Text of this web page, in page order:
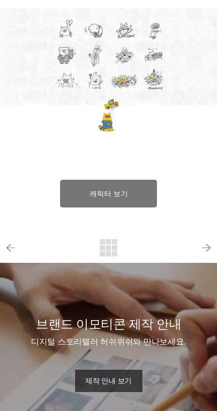
캐릭터 보기
브랜드 이모티콘 제작 안내
디지털 스토리텔러 허쉬위쉬와 만나보세요.
제작 안내 보기